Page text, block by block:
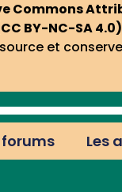
Commons
BY-NC-SA 4.0)
et
forums Les